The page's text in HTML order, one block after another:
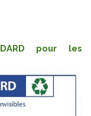
pour les